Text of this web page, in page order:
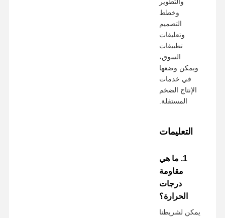
وخطط
التصميم
وتعليقات
تطبيقات
السوق،
ويمكن وضعها
في خدمات
الإنتاج الضخم
المستقلة.
التعليمات
1. ما هي
مقاومة
درجات
الحرارة؟
يمكن لشريطنا